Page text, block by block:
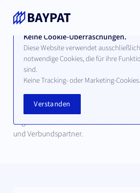
Keine Cookie-Überraschungen.
Diese Website verwendet
notwendige Cookies, die für ihre
sind.
Keine Tracking- oder Marketing-Cookies.
Verstanden
Unser Netzwerk
Wir sind Stolz über die
Partnern: Bayerische Universitäten,
angewandete Wissenschaften sowie
und Verbundspartner.